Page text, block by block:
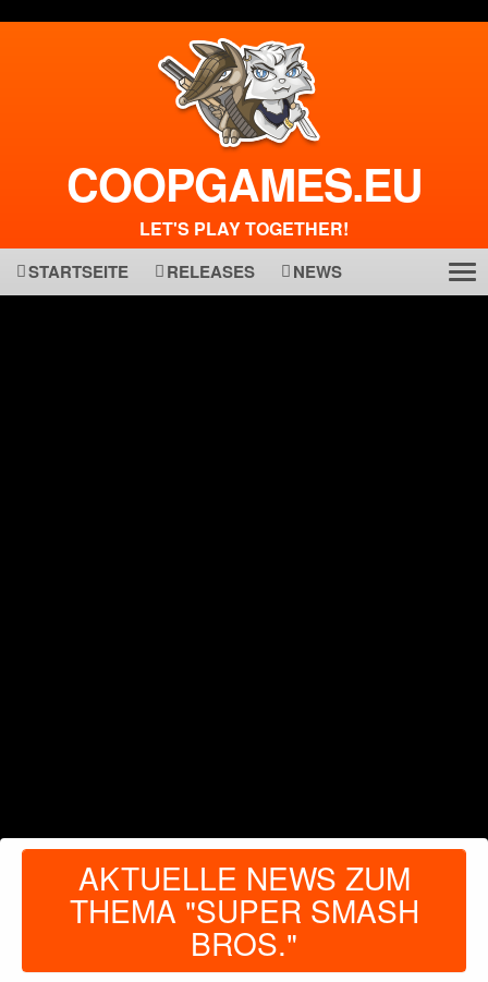
COOPGAMES.EU
LET'S PLAY TOGETHER!
STARTSEITE RELEASES NEWS
AKTUELLE NEWS ZUM
THEMA "SUPER SMASH
BROS."